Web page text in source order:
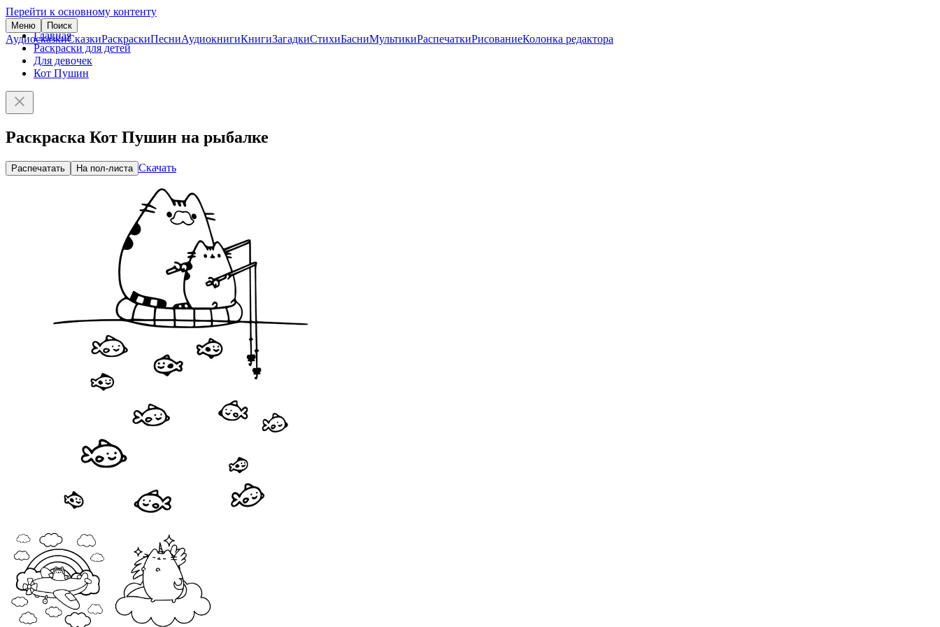
Перейти к основному контенту
Меню Поиск
АудиосказкиСказкиРаскраскиПесниАудиокнигиКнигиЗагадкиСтихиБасниМультикиРаспечаткиРисованиеКолонка редактора
Главная
Раскраски для детей
Для девочек
Кот Пушин
Раскраска Кот Пушин на рыбалке
Распечатать На пол-листа Скачать